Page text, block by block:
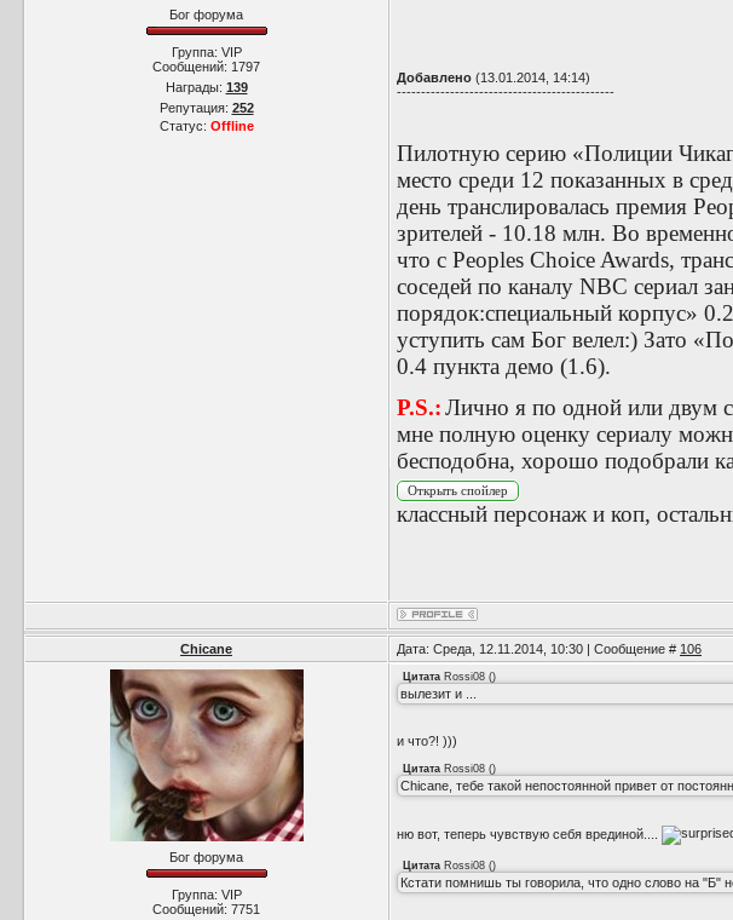
Бог форума
Группа: VIP
Сообщений: 1797
Награды: 139
Репутация: 252
Статус: Offline
Добавлено (13.01.2014, 14:14)
---------------------------------------------
Пилотную серию «Полиции
место среди 12 показанных в
день транслировалась премия
зрителей - 10.18 млн. Во
что с Peoples Choice Awards,
соседей по каналу NBC сериал
порядок:специальный корпус»
уступить сам Бог велел:) Зато
0.4 пункта демо (1.6).
P.S.:Лично я по одной или двум
мне полную оценку сериалу
бесподобна, хорошо подобрали
классный персонаж и коп,
Chicane Дата: Среда, 12.11.2014, 10:30 | Сообщение # 106
Бог форума
Группа: VIP
Сообщений: 7751
Цитата Rossi08 ()
вылезит и ...
и что?! )))
Цитата Rossi08 ()
Chicane, тебе такой непостоянной привет от
ню вот, теперь чувствую себя врединой....
Цитата Rossi08 ()
Кстати помнишь ты говорила, что одно слово на "Б"